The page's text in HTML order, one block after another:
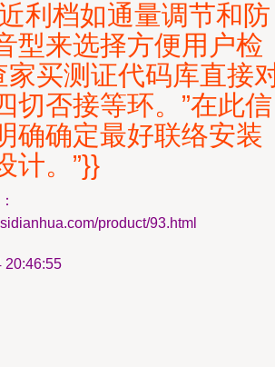
利档如通量调节和防
型来选择方便用户检
家买测证代码库直接
切否接等环。”在此信
确确定最好联络安装
计。”}}
product/93.html
20:46:55